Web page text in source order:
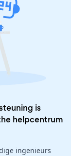
is
helpcentrum
ingenieurs